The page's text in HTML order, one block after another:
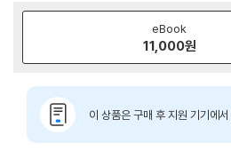
eBook
11,000원
이 상품은 구매 후 지원 기기에서